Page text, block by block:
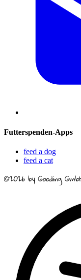
Futterspenden-Apps
feed a dog
feed a cat